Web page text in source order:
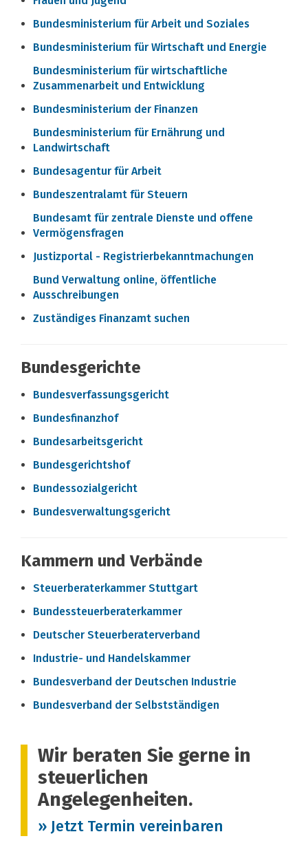
Bundesministerium für Arbeit und Soziales
Bundesministerium für Wirtschaft und Energie
Bundesministerium für wirtschaftliche
Zusammenarbeit und Entwicklung
Bundesministerium der Finanzen
Bundesministerium für Ernährung und
Landwirtschaft
Bundesagentur für Arbeit
Bundeszentralamt für Steuern
Bundesamt für zentrale Dienste und offene
Vermögensfragen
Justizportal - Registrierbekanntmachungen
Bund Verwaltung online, öffentliche
Ausschreibungen
Zuständiges Finanzamt suchen
Bundesgerichte
Bundesverfassungsgericht
Bundesfinanzhof
Bundesarbeitsgericht
Bundesgerichtshof
Bundessozialgericht
Bundesverwaltungsgericht
Kammern und Verbände
Steuerberaterkammer Stuttgart
Bundessteuerberaterkammer
Deutscher Steuerberaterverband
Industrie- und Handelskammer
Bundesverband der Deutschen Industrie
Bundesverband der Selbstständigen
Wir beraten Sie gerne in
steuerlichen
Angelegenheiten.
» Jetzt Termin vereinbaren